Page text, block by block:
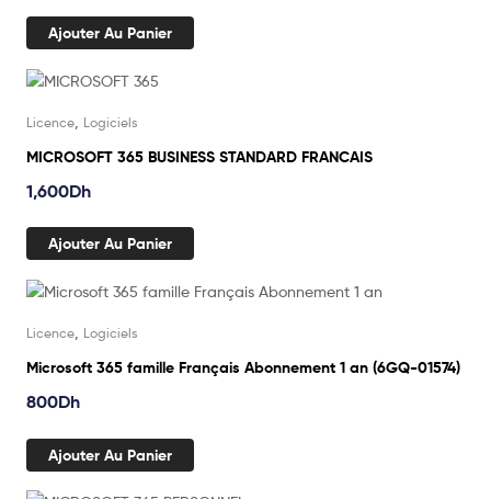
Ajouter Au Panier
Licence Logiciels
MICROSOFT 365 BUSINESS STANDARD FRANCAIS
1,600Dh
Ajouter Au Panier
Licence Logiciels
Microsoft 365 famille Français Abonnement 1 an (6GQ-01574)
800Dh
Ajouter Au Panier